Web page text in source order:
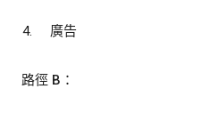
廣告
路徑 B：